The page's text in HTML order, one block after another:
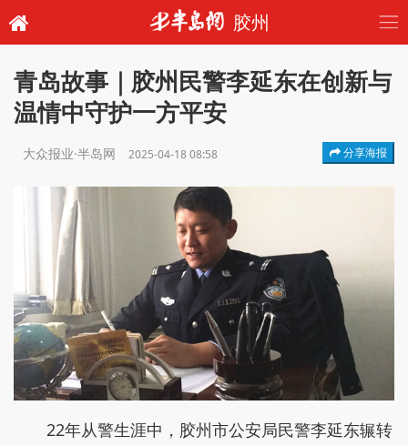
胶州
青岛故事｜胶州民警李延东在创新与
温情中守护一方平安
大众报业·半岛网 2025-04-18 08:58 分享海报
22年从警生涯中，胶州市公安局民警李延东辗转